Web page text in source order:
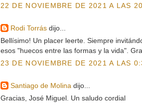
22 DE NOVIEMBRE DE 2021 A LAS
Rodi Torrásdijo...
Bellísimo! Un placer leerte. Siempre
esos "huecos entre las formas y la vida".
23 DE NOVIEMBRE DE 2021 A LAS
Santiago de Molina dijo...
Gracias, José Miguel. Un saludo cordial